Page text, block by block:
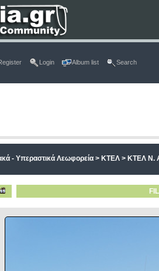
Login Album list Search
- Υπεραστικά Λεωφορεία> ΚΤΕΛ> ΚΤΕΛ Ν.